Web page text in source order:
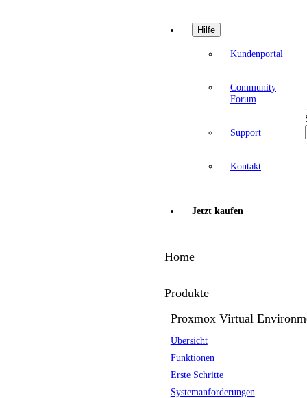
Hilfe
Kundenportal
Community
Forum
Support
Kontakt
Jetzt kaufen
Home
Produkte
Proxmox Virtual
Übersicht
Funktionen
Erste Schritte
Systemanforderungen